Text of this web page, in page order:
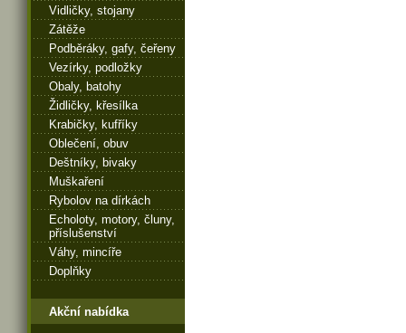
Vidličky, stojany
Zátěže
Podběráky, gafy, čeřeny
Vezírky, podložky
Obaly, batohy
Židličky, křesílka
Krabičky, kufříky
Oblečení, obuv
Deštníky, bivaky
Muškaření
Rybolov na dírkách
Echoloty, motory, čluny,
příslušenství
Váhy, mincíře
Doplňky
Akční nabídka